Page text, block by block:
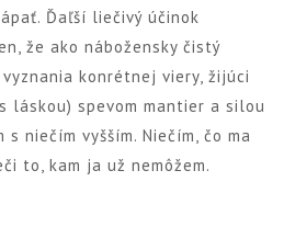
Ďaľší liečivý účinok
že ako nábožensky čistý
konrétnej viery, žijúci
láskou) spevom mantier a silou
niečím vyšším. Niečím, čo ma
to, kam ja už nemôžem.